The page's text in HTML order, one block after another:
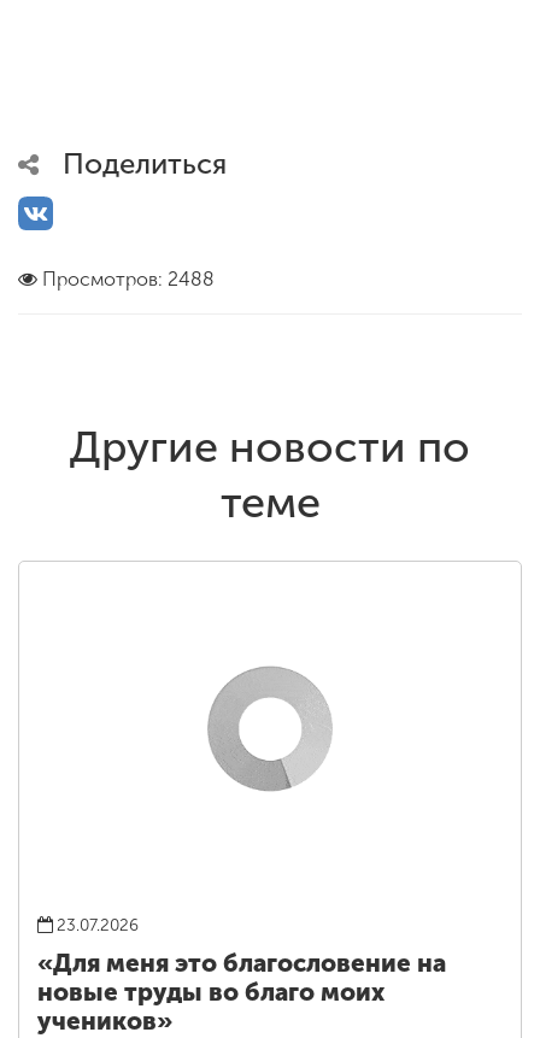
Поделиться
Просмотров: 2488
Другие новости по
теме
23.07.2026
«Для меня это благословение на
новые труды во благо моих
учеников»